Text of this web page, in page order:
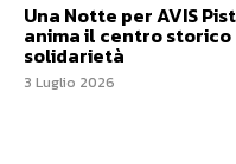
Una Notte per AVIS
anima il centro
solidarietà
3 Luglio 2026